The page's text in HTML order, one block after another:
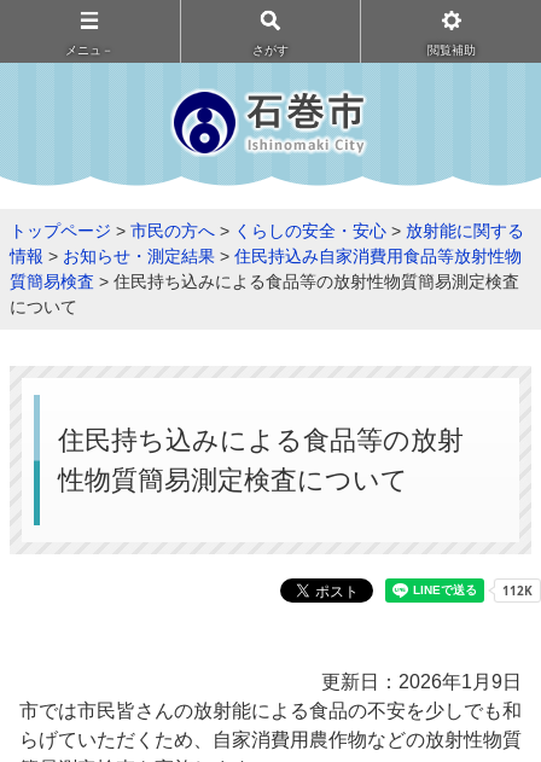
メニュ－ さがす 閲覧補助
トップページ > 市民の方へ > くらしの安全・安心 > 放射能に関する
情報 > お知らせ・測定結果 > 住民持込み自家消費用食品等放射性物
質簡易検査 > 住民持ち込みによる食品等の放射性物質簡易測定検査
について
住民持ち込みによる食品等の放射
性物質簡易測定検査について
更新日：2026年1月9日
市では市民皆さんの放射能による食品の不安を少しでも和
らげていただくため、自家消費用農作物などの放射性物質